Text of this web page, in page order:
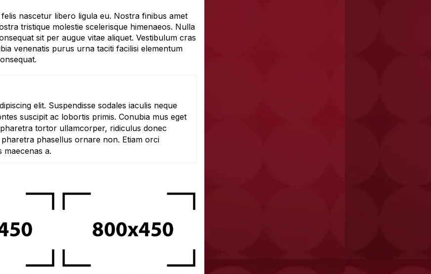
nascetur libero ligula eu. Nostra finibus amet
tristique molestie scelerisque himenaeos. Nulla
sit per augue vitae aliquet. Vestibulum cras
venenatis purus urna taciti facilisi elementum
elit. Suspendisse sodales iaculis neque
suscipit ac lobortis primis. Conubia mus eget
tortor ullamcorper, ridiculus donec
phasellus ornare non. Etiam orci
maecenas a.